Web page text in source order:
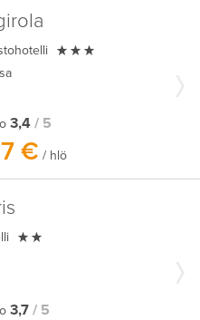

3,4 / 5
€ / hlö

3,7 / 5